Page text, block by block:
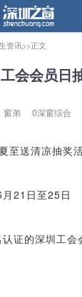
资讯>>正文
会会员日
窗弟 0深窗综合
至送清凉抽奖
21日至25日
证的深圳工会